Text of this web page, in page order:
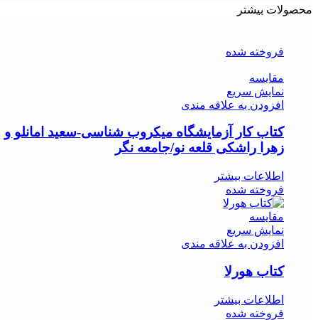
محصولات بیشتر
فروخته شده
مقايسه
نمایش سریع
افزودن به علاقه مندی
کتاب کار آزمایشگاه میکروب شناسی-سعید امانلو و
زهرا راشکی قلعه نو/جامعه نگر
اطلاعات بیشتر
فروخته شده
مقايسه
نمایش سریع
افزودن به علاقه مندی
کتاب هورلا
اطلاعات بیشتر
فروخته شده